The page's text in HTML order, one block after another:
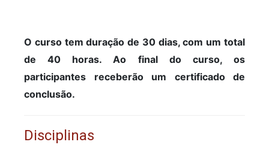
O curso tem duração de 30 dias, com um total
de 40 horas. Ao final do curso, os
participantes receberão um certificado de
conclusão.
Disciplinas